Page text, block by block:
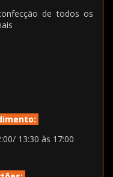
de todos os
13:30 às 17:00